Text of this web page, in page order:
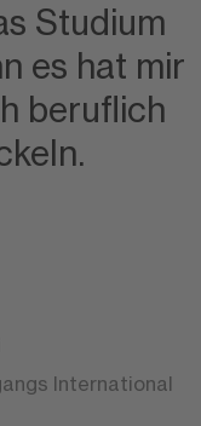
Studium
es hat mir
beruflich
International